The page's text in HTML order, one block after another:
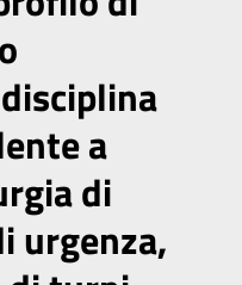
a
di
urgenza,